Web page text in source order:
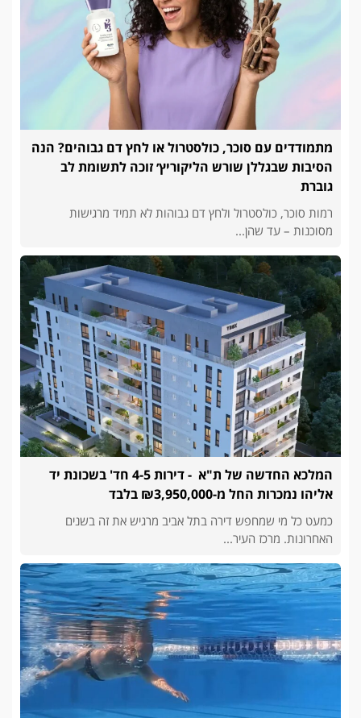
מתמודדים עם סוכר, כולסטרול או לחץ דם גבוהים? הנה
הסיבות שבגללן שורש הליקוריץ׳ זוכה לתשומת לב
גוברת
רמות סוכר, כולסטרול ולחץ דם גבוהות לא תמיד מרגישות
מסוכנות – עד שהן...
המלכא החדשה של ת"א - דירות 4-5 חד' בשכונת יד
אליהו נמכרות החל מ-₪3,950,000 בלבד
כמעט כל מי שמחפש דירה בתל אביב מרגיש את זה בשנים
האחרונות. מרכז העיר...